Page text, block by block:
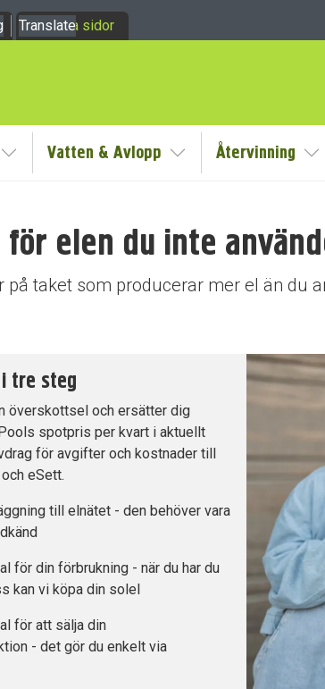
Mina sidor
Visa/Göm undermeny
Vatten & Avlopp Visa/Göm undermeny
Återvinning
Translate
elen du inte
på taket som producerar mer el än du
tre steg
överskottsel och ersätter dig
spotpris per kvart i aktuellt
för avgifter och kostnader till
eSett.
till elnätet - den behöver vara
för din förbrukning - när du har du
kan vi köpa din solel
för att sälja din
- det gör du enkelt via